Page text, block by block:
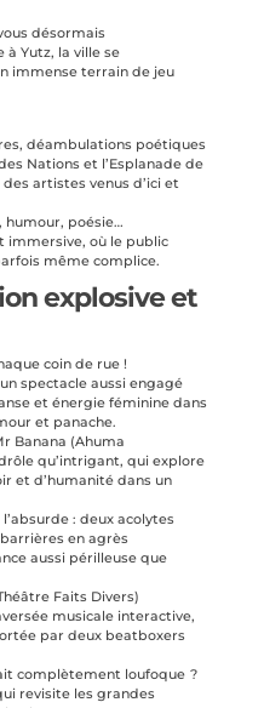
désormais
Yutz, la ville se
immense terrain de jeu
déambulations poétiques
Nations et l’Esplanade de
artistes venus d’ici et
humour, poésie…
immersive, où le public
même complice.
explosive et
coin de rue !
spectacle aussi engagé
et énergie féminine dans
et panache.
Banana (Ahuma
qu’intrigant, qui explore
et d’humanité dans un
: deux acolytes
en agrès
aussi périlleuse que
Faits Divers)
musicale interactive,
par deux beatboxers
complètement loufoque ?
revisite les grandes